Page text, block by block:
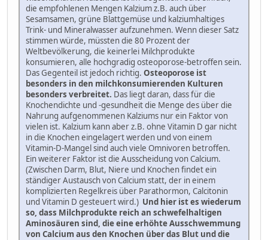
die empfohlenen Mengen Kalzium z.B. auch über
Sesamsamen, grüne Blattgemüse und kalziumhaltiges
Trink- und Mineralwasser aufzunehmen. Wenn dieser Satz
stimmen würde, müssten die 80 Prozent der
Weltbevölkerung, die keinerlei Milchprodukte
konsumieren, alle hochgradig osteoporose-betroffen sein.
Das Gegenteil ist jedoch richtig. Osteoporose ist
besonders in den milchkonsumierenden Kulturen
besonders verbreitet. Das liegt daran, dass für die
Knochendichte und -gesundheit die Menge des über die
Nahrung aufgenommenen Kalziums nur ein Faktor von
vielen ist. Kalzium kann aber z.B. ohne Vitamin D gar nicht
in die Knochen eingelagert werden und von einem
Vitamin-D-Mangel sind auch viele Omnivoren betroffen.
Ein weiterer Faktor ist die Ausscheidung von Calcium.
(Zwischen Darm, Blut, Niere und Knochen findet ein
ständiger Austausch von Calcium statt, der in einem
komplizierten Regelkreis über Parathormon, Calcitonin
und Vitamin D gesteuert wird.) Und hier ist es wiederum
so, dass Milchprodukte reich an schwefelhaltigen
Aminosäuren sind, die eine erhöhte Ausschwemmung
von Calcium aus den Knochen über das Blut und die